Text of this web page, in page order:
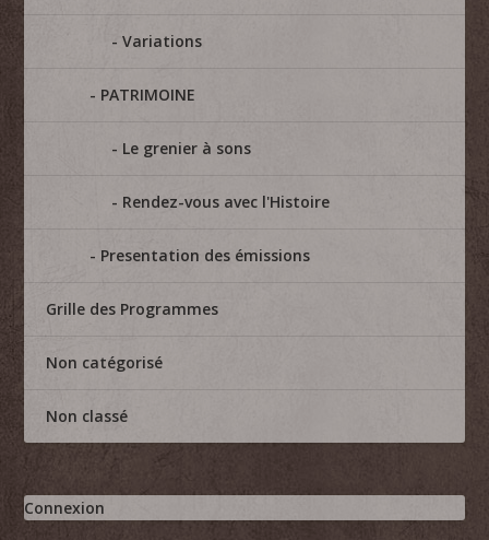
Variations
PATRIMOINE
Le grenier à sons
Rendez-vous avec l'Histoire
Presentation des émissions
Grille des Programmes
Non catégorisé
Non classé
Connexion